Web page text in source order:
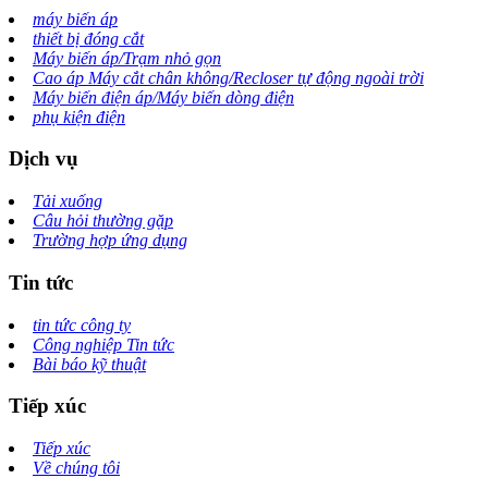
máy biến áp
thiết bị đóng cắt
Máy biến áp/Trạm nhỏ gọn
Cao áp Máy cắt chân không/Recloser tự động ngoài trời
Máy biến điện áp/Máy biến dòng điện
phụ kiện điện
Dịch vụ
Tải xuống
Câu hỏi thường gặp
Trường hợp ứng dụng
Tin tức
tin tức công ty
Công nghiệp Tin tức
Bài báo kỹ thuật
Tiếp xúc
Tiếp xúc
Về chúng tôi